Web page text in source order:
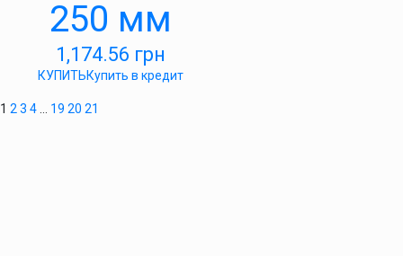
250 мм
1,174.56 грн
КУПИТЬКупить в кредит
1 2 3 4 19 20 21